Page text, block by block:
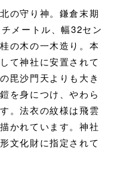
の守り神。鎌倉末期
メートル、幅32セン
の木の一木造り。本
て神社に安置されて
毘沙門天よりも大き
を身につけ、やわら
。法衣の紋様は飛雲
かれています。神社
文化財に指定されて